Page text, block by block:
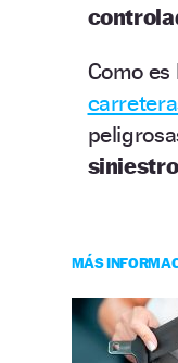
Como
MÁS